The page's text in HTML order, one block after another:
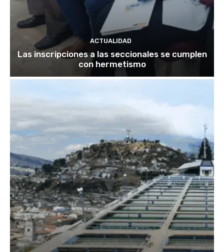
ACTUALIDAD
Las inscripciones a las seccionales se cumplen
con hermetismo